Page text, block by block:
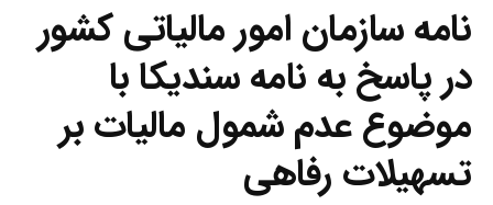
نامهسازمان امور مالیاتی کشور
در پاسخ به نامه سندیکا با
موضوع عدم شمول مالیات بر
تسهیلات رفاهی